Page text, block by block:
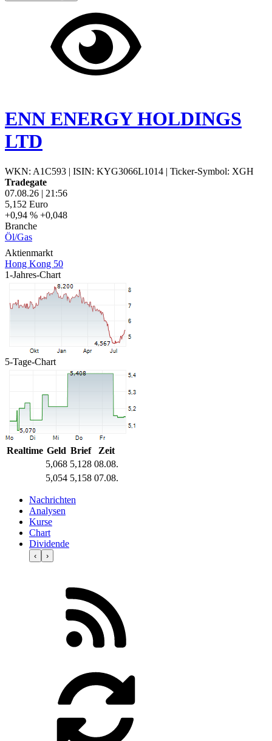
ENN ENERGY HOLDINGS
LTD
WKN: A1C593 | ISIN: KYG3066L1014 | Ticker-Symbol: XGH
Tradegate
07.08.26 | 21:56
5,152 Euro
+0,94 % +0,048
Branche
Öl/Gas
Aktienmarkt
Hong Kong 50
1-Jahres-Chart
5-Tage-Chart
Realtime Geld Brief
Zeit
5,068 5,128 08.08.
5,054 5,158 07.08.
Nachrichten
Analysen
Kurse
Chart
Dividende
‹ ›